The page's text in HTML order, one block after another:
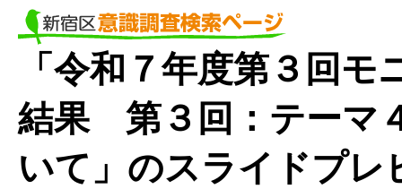
「令和７年度第３回
結果 第３回：テーマ
いて」のスライドプレ